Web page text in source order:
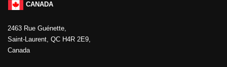
CANADA
2463 Rue Guénette,
Saint-Laurent, QC H4R 2E9,
Canada